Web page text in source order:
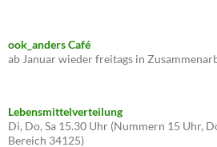
ook_anders Café
ab Januar wieder freitags in
Lebensmittelverteilung
Di, Do, Sa 15.30 Uhr (Nummern 15 Uhr,
Bereich 34125)